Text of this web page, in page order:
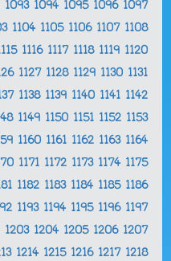
1093 1094 1095 1096 1097
1104 1105 1106 1107 1108
1116 1117 1118 1119 1120
1127 1128 1129 1130 1131
1138 1139 1140 1141 1142
1149 1150 1151 1152 1153
1160 1161 1162 1163 1164
1171 1172 1173 1174 1175
1182 1183 1184 1185 1186
1193 1194 1195 1196 1197
1203 1204 1205 1206 1207
1214 1215 1216 1217 1218